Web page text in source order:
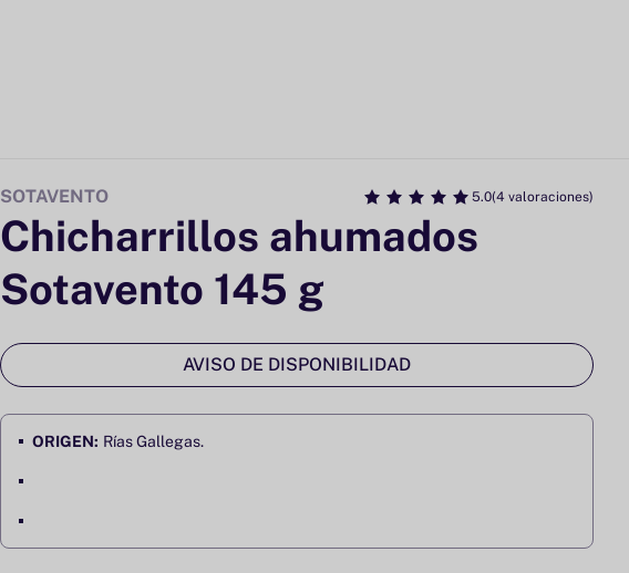
SOTAVENTO 5.0(4 valoraciones)
Chicharrillos ahumados
Sotavento 145 g
AVISO DE DISPONIBILIDAD
ORIGEN: Rías Gallegas.